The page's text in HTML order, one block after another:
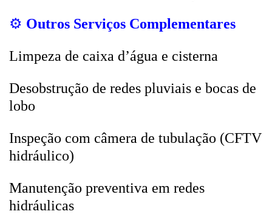
⚙️ Outros Serviços Complementares
Limpeza de caixa d’água e cisterna
Desobstrução de redes pluviais e bocas de
lobo
Inspeção com câmera de tubulação (CFTV
hidráulico)
Manutenção preventiva em redes
hidráulicas